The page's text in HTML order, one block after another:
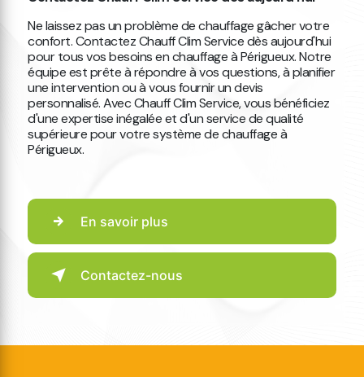
Ne laissez pas un problème de chauffage gâcher votre
confort. Contactez Chauff Clim Service dès aujourd'hui
pour tous vos besoins en chauffage à Périgueux. Notre
équipe est prête à répondre à vos questions, à planifier
une intervention ou à vous fournir un devis
personnalisé. Avec Chauff Clim Service, vous bénéficiez
d'une expertise inégalée et d'un service de qualité
supérieure pour votre système de chauffage à
Périgueux.
En savoir plus
Contactez-nous